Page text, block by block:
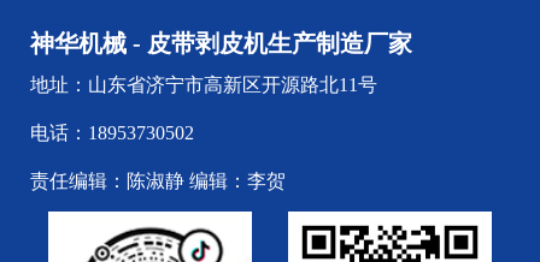
神华机械 - 皮带剥皮机生产制造厂家
地址：山东省济宁市高新区开源路北11号
电话：18953730502
责任编辑：陈淑静 编辑：李贺